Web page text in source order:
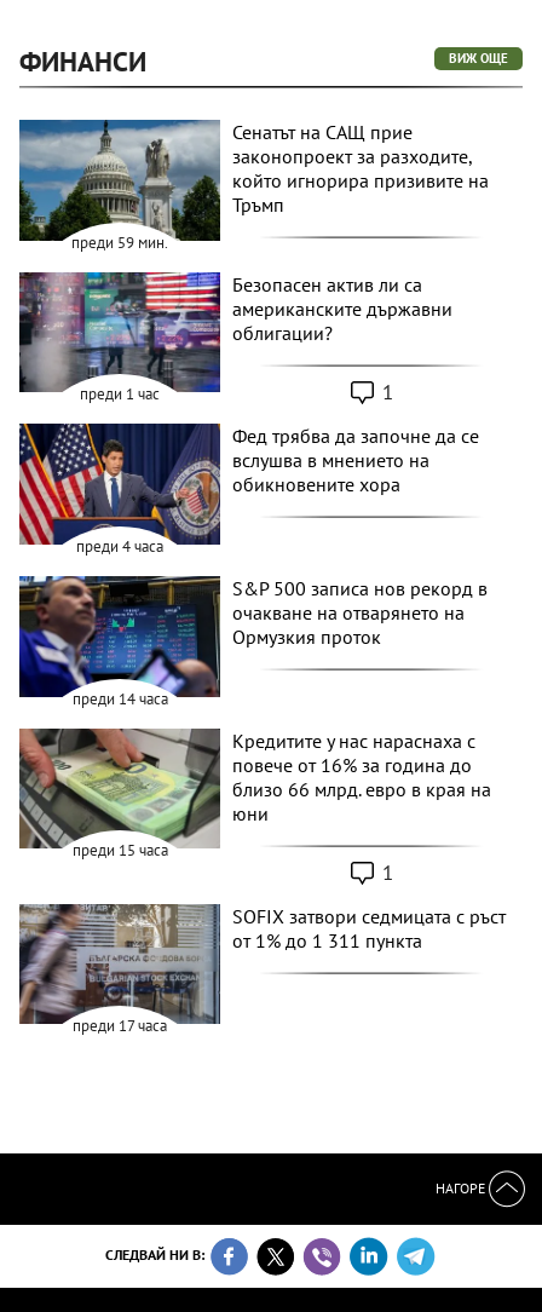
ФИНАНСИ ВИЖ ОЩЕ
преди 59 мин.
Сенатът на САЩ прие
законопроект за разходите,
който игнорира призивите на
Тръмп
преди 1 час
Безопасен актив ли са
американските държавни
облигации?
1
преди 4 часа
Фед трябва да започне да се
вслушва в мнението на
обикновените хора
преди 14 часа
S&P 500 записа нов рекорд в
очакване на отварянето на
Ормузкия проток
преди 15 часа
Кредитите у нас нараснаха с
повече от 16% за година до
близо 66 млрд. евро в края на
юни
1
преди 17 часа
SOFIX затвори седмицата с ръст
от 1% до 1 311 пункта
НАГОРЕ
СЛЕДВАЙ НИ В: